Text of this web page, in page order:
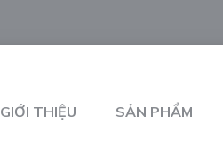
GIỚI THIỆU SẢN PHẨM